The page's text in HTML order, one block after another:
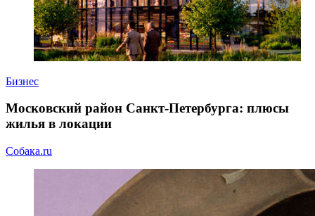
Бизнес
Московский район Санкт-Петербурга: плюсы
жилья в локации
Собака.ru